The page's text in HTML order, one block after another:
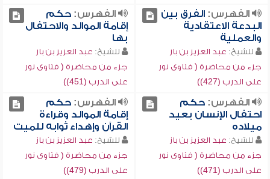
الفهرس:الفرق بين
البدعة الاعتقادية
والعملية
للشيخ: عبد العزيز بن باز
جزء من محاضرة ( فتاوى نور
على الدرب (427))
الفهرس:حكم
إقامة الموالد والاحتفال
بها
للشيخ: عبد العزيز بن باز
جزء من محاضرة ( فتاوى نور
على الدرب (451))
الفهرس:حكم
احتفال الإنسان بعيد
ميلاده
للشيخ: عبد العزيز بن باز
جزء من محاضرة ( فتاوى نور
على الدرب (471))
الفهرس:حكم
إقامة الموالد وقراءة
القرآن وإهداء ثوابه للميت
للشيخ: عبد العزيز بن باز
جزء من محاضرة ( فتاوى نور
على الدرب (479))